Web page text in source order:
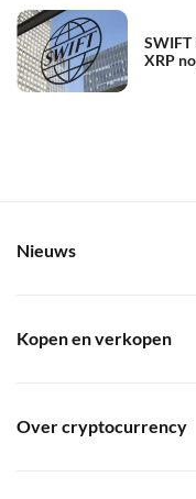
SWIFT
XRP
Nieuws
Kopen en verkopen
Over cryptocurrency